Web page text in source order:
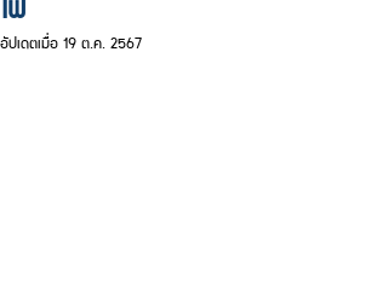
อัปเดตเมื่อ19 ต.ค. 2567